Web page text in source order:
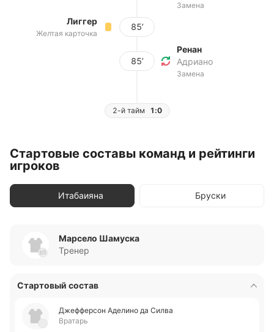
Замена
Лиггер
Желтая карточка
85’
85’
Ренан
Адриано
Замена
2-й тайм 1:0
Стартовые составы команд и рейтинги
игроков
Итабаияна Бруски
Марсело Шамуска
Тренер
Стартовый состав
Дже­ффе­рсон Аде­ли­но да Силва
Вратарь